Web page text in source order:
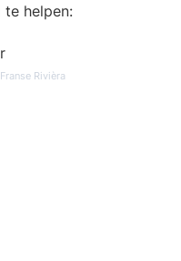
helpen:
Rivièra